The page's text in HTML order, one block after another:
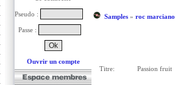
Pseudo :
Passe :
Ouvrir un compte
Samples» roc marciano
Titre: Passion fruit